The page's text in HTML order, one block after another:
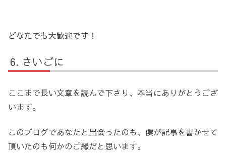
どなたでも大歓迎です！
さいごに
ここまで長い文章を読んで下さり、本当にありがとうござ
います。
このブログであなたと出会ったのも、僕が記事を書かせて
頂いたのも何かのご縁だと思います。